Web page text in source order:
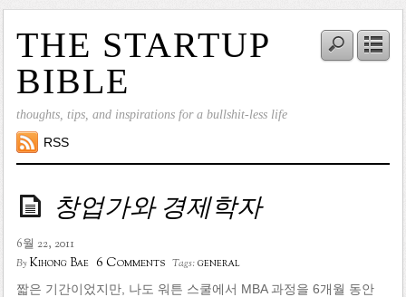
THE STARTUP
BIBLE
thoughts, tips, and inspirations for a bullshit-less life
RSS
창업가와 경제학자
6월 22, 2011
ByKihong Bae 6 Comments Tags:general
짧은 기간이었지만, 나도 워튼 스쿨에서 MBA 과정을 6개월 동안